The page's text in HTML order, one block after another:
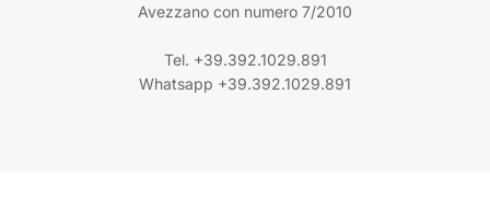
Avezzano con numero 7/2010
Tel. +39.392.1029.891
Whatsapp +39.392.1029.891